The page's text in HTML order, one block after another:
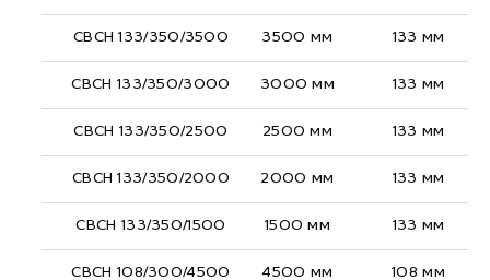
СВСН 133/350/3500 3500 мм 133 мм
СВСН 133/350/3000 3000 мм 133 мм
СВСН 133/350/2500 2500 мм 133 мм
СВСН 133/350/2000 2000 мм 133 мм
СВСН 133/350/1500 1500 мм 133 мм
СВСН 108/300/4500 4500 мм 108 мм